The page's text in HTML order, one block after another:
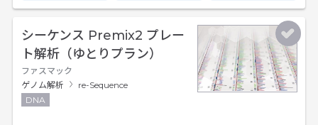
シーケンス Premix2 プレー
ト解析（ゆとりプラン）
ファスマック
ゲノム解析
re-Sequence
DNA